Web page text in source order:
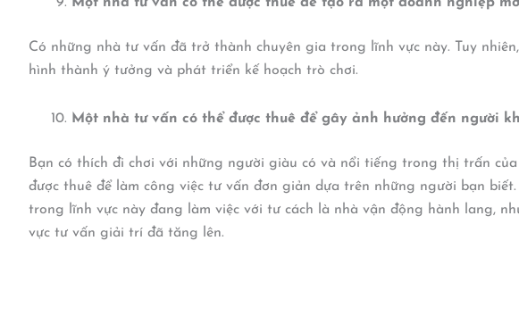
Có những nhà tư vấn đã trở thành chuyên gia trong lĩnh vực này. Tuy
hình thành ý tưởng và phát triển kế hoạch trò chơi.
Một nhà tư vấn có thể được thuê để gây ảnh hưởng đến người
Bạn có thích đi chơi với những người giàu có và nổi tiếng trong thị trấn
được thuê để làm công việc tư vấn đơn giản dựa trên những người bạn
trong lĩnh vực này đang làm việc với tư cách là nhà vận động hành lang,
vực tư vấn giải trí đã tăng lên.